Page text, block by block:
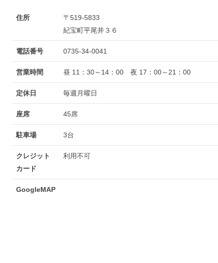
住所
〒519-5833
紀宝町平尾井３６
電話番号 0735-34-0041
営業時間 昼 11：30～14：00 夜 17：00～21：00
定休日 毎週月曜日
座席 45席
駐車場 3台
クレジット
カード
利用不可
GoogleMAP